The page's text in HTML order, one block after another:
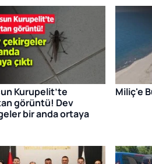
Kurupelit’te
görüntü! Dev
bir anda ortaya
Miliç'e